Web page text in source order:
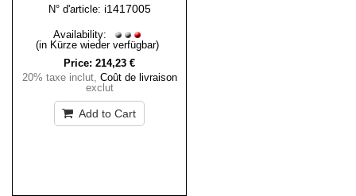
N° d'article: i1417005
Availability:
(in Kürze wieder verfügbar)
Price: 214,23 €
20% taxe inclut, Coût de livraison
exclut
Add to Cart